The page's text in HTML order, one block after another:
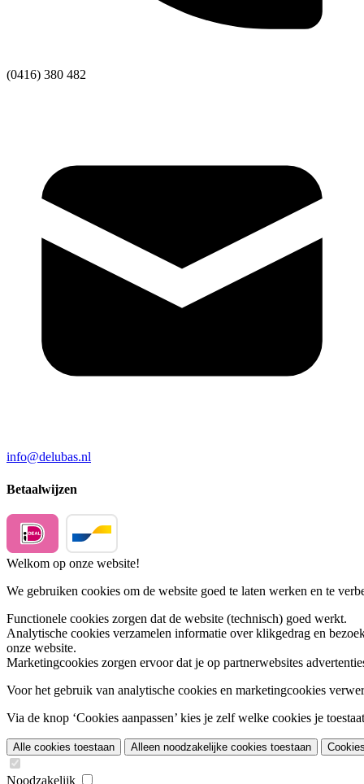
(0416) 380 482
info@delubas.nl
Betaalwijzen
Welkom op onze website!
We gebruiken cookies om de website goed te laten werken en te
Functionele cookies zorgen dat de website (technisch) goed werkt.
Analytische cookies verzamelen informatie over klikgedrag en
onze website.
Marketingcookies zorgen ervoor dat je op partnerwebsites
Voor het gebruik van analytische cookies en marketingcookies
Via de knop ‘Cookies aanpassen’ kies je zelf welke cookies je
Alle cookies toestaan Alleen noodzakelijke cookies toestaan
Noodzakelijk